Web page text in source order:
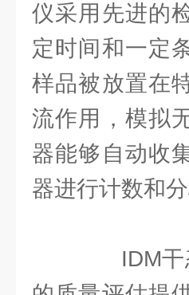
仪采用先进的
定时间和一定
样品被放置在
流作用，模拟
器能够自动收
器进行计数和
IDM干态